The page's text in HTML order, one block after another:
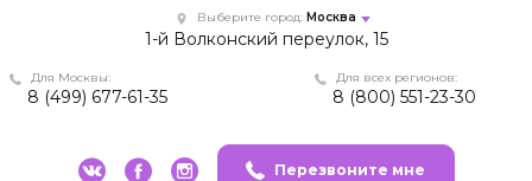
Выберите город: Москва
1-й Волконский переулок, 15
Для всех регионов:
8 (800) 551-23-30
Для Москвы:
8 (499) 677-61-35
Перезвоните мне